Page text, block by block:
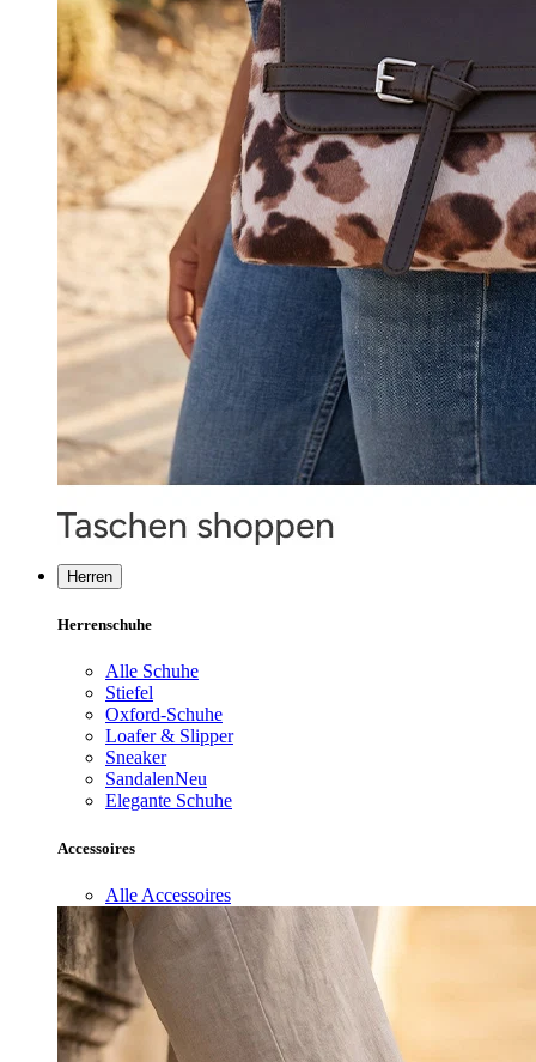
Herren
Herrenschuhe
Alle Schuhe
Stiefel
Oxford-Schuhe
Loafer & Slipper
Sneaker
SandalenNeu
Elegante Schuhe
Accessoires
Alle Accessoires